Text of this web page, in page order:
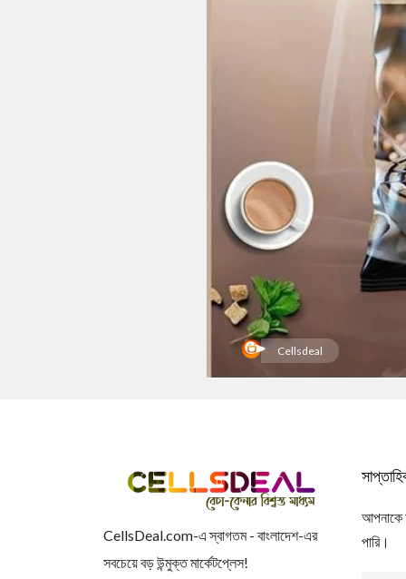
Cellsdeal
CellsDeal.com-এ স্বাগতম - বাংলাদেশ-এর
সবচেয়ে বড় উন্মুক্ত মার্কেটপ্লেস!
আপনাকে
পারি।